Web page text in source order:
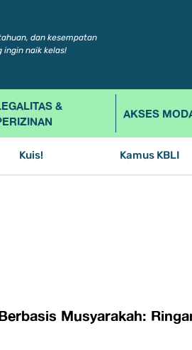
dan kesempatan
ingin naik kelas!
&
AKSES
Kuis! Kamus KBLI
Musyarakah: